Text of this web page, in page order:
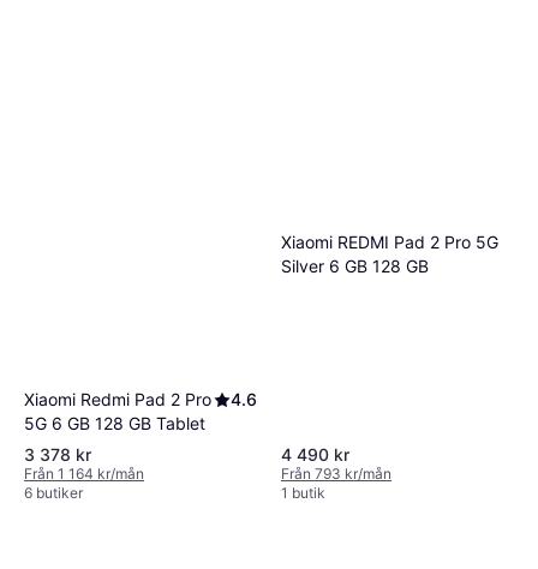
Xiaomi Redmi Pad 2 Pro
5G 6 GB 128 GB Tablet
4.6
3 378 kr
Från 1 164 kr/mån
6 butiker
Xiaomi REDMI Pad 2 Pro 5G
Silver 6 GB 128 GB
4 490 kr
Från 793 kr/mån
1 butik